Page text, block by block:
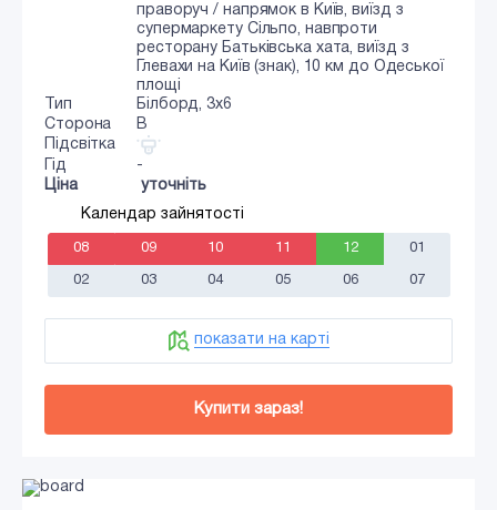
праворуч / напрямок в Київ, виїзд з
супермаркету Сільпо, навпроти
ресторану Батьківська хата, виїзд з
Глевахи на Київ (знак), 10 км до Одеської
площі
Тип
Білборд, 3х6
Сторона
B
Підсвітка
Гід
-
Ціна
уточніть
Календар зайнятості
08 09 10 11 12 01
02 03 04 05 06 07
показати на карті
Купити зараз!